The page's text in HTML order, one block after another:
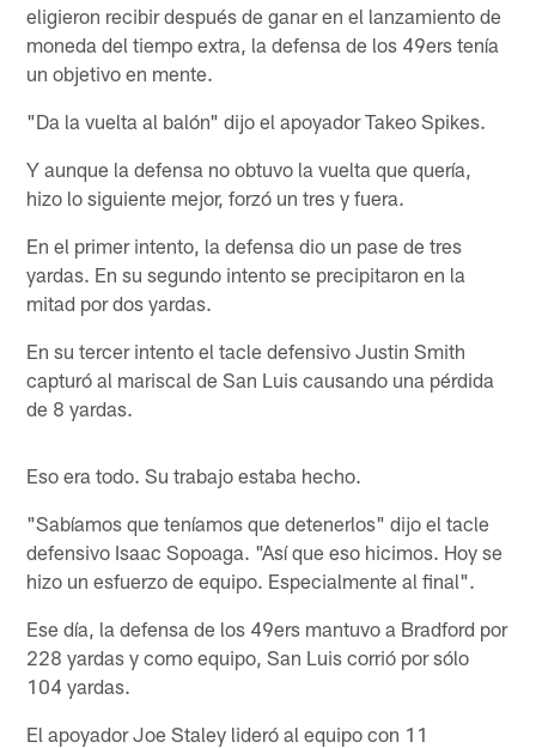
eligieron recibir después de ganar en el lanzamiento de
moneda del tiempo extra, la defensa de los 49ers tenía
un objetivo en mente.
"Da la vuelta al balón" dijo el apoyador Takeo Spikes.
Y aunque la defensa no obtuvo la vuelta que quería,
hizo lo siguiente mejor, forzó un tres y fuera.
En el primer intento, la defensa dio un pase de tres
yardas. En su segundo intento se precipitaron en la
mitad por dos yardas.
En su tercer intento el tacle defensivo Justin Smith
capturó al mariscal de San Luis causando una pérdida
de 8 yardas.
Eso era todo. Su trabajo estaba hecho.
"Sabíamos que teníamos que detenerlos" dijo el tacle
defensivo Isaac Sopoaga. "Así que eso hicimos. Hoy se
hizo un esfuerzo de equipo. Especialmente al final".
Ese día, la defensa de los 49ers mantuvo a Bradford por
228 yardas y como equipo, San Luis corrió por sólo
104 yardas.
El apoyador Joe Staley lideró al equipo con 11